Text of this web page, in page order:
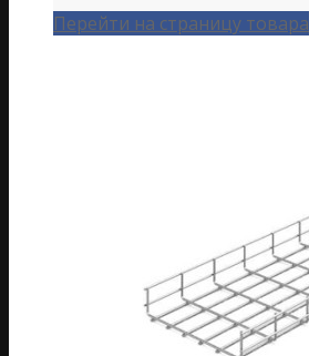
Перейти на страницу товара